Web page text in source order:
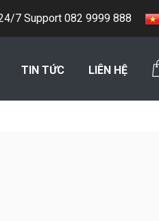
7 Support 082 9999 888
TIN TỨC LIÊN HỆ